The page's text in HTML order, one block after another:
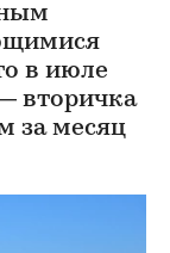
в июле
вторичка
за месяц